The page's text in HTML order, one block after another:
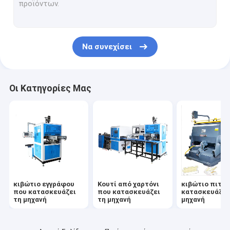
Μηχανή κατασκευής ηλεκτρικών κουτιών
Να συνεχίσει
Οι Κατηγορίες Μας
κιβώτιο εγγράφου
που κατασκευάζει
τη μηχανή
Κουτί από χαρτόνι
που κατασκευάζει
τη μηχανή
κιβώτιο
μηχανή